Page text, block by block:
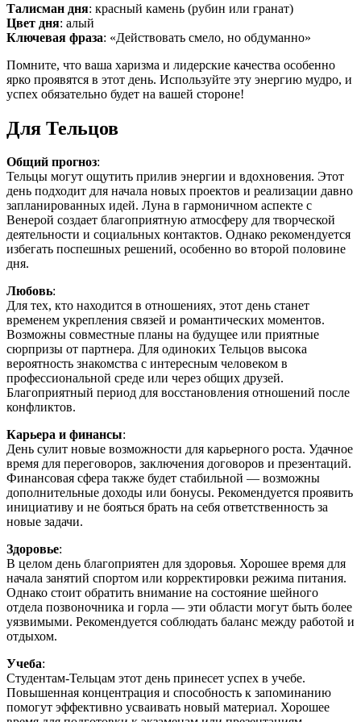
Талисман дня: красный камень (рубин или гранат)
Цвет дня: алый
Ключевая фраза: «Действовать смело, но обдуманно»
Помните, что ваша харизма и лидерские качества особенно
ярко проявятся в этот день. Используйте эту энергию мудро, и
успех обязательно будет на вашей стороне!
Для Тельцов
Общий прогноз:
Тельцы могут ощутить прилив энергии и вдохновения. Этот
день подходит для начала новых проектов и реализации давно
запланированных идей. Луна в гармоничном аспекте с
Венерой создает благоприятную атмосферу для творческой
деятельности и социальных контактов. Однако рекомендуется
избегать поспешных решений, особенно во второй половине
дня.
Любовь:
Для тех, кто находится в отношениях, этот день станет
временем укрепления связей и романтических моментов.
Возможны совместные планы на будущее или приятные
сюрпризы от партнера. Для одиноких Тельцов высока
вероятность знакомства с интересным человеком в
профессиональной среде или через общих друзей.
Благоприятный период для восстановления отношений после
конфликтов.
Карьера и финансы:
День сулит новые возможности для карьерного роста. Удачное
время для переговоров, заключения договоров и презентаций.
Финансовая сфера также будет стабильной — возможны
дополнительные доходы или бонусы. Рекомендуется проявить
инициативу и не бояться брать на себя ответственность за
новые задачи.
Здоровье:
В целом день благоприятен для здоровья. Хорошее время для
начала занятий спортом или корректировки режима питания.
Однако стоит обратить внимание на состояние шейного
отдела позвоночника и горла — эти области могут быть более
уязвимыми. Рекомендуется соблюдать баланс между работой и
отдыхом.
Учеба:
Студентам-Тельцам этот день принесет успех в учебе.
Повышенная концентрация и способность к запоминанию
помогут эффективно усваивать новый материал. Хорошее